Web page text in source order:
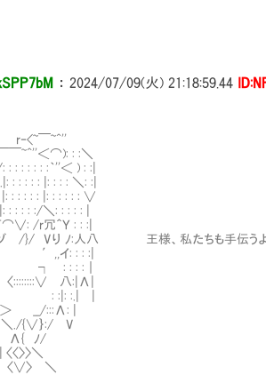
： 2024/07/09(火) 21:18:59.44
~^''
＜⌒): : :＼
: : :｀''＜ ) : :|
: : : |: : : : ＼: :|
: : : : : |: : : : : : ∨
: : : :/＼: : : : : |
/r冗＾Ｙ : : :|
ヅ /}/ Vり ﾉ:人八 王様、私たちも手伝う
′,,イ: : : :|
┐ : : : :｜
::::::::∨ 八:|Λ|
: : . : :|: :.| |
__/:::Λ: |
./{∨｝:/ V
| Λ{ ﾉ/
＼
＼